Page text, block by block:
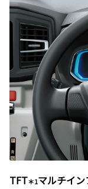
TFT＊1マルチイ